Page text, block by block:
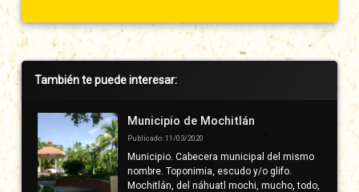
Barra
derecha
También te puede interesar:
Municipio de Mochitlán
Publicado: 11/03/2020
Municipio. Cabecera municipal del mismo
nombre. Toponimia, escudo y/o glifo.
Mochitlán, del náhuatl mochi, mucho, todo,